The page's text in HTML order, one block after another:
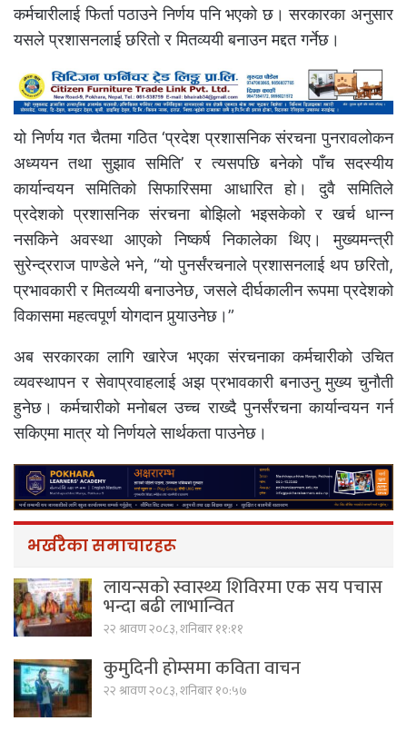
कर्मचारीलाई फिर्ता पठाउने निर्णय पनि भएको छ। सरकारका अनुसार
यसले प्रशासनलाई छरितो र मितव्ययी बनाउन मद्दत गर्नेछ।
यो निर्णय गत चैतमा गठित ‘प्रदेश प्रशासनिक संरचना पुनरावलोकन
अध्ययन तथा सुझाव समिति’ र त्यसपछि बनेको पाँच सदस्यीय
कार्यान्वयन समितिको सिफारिसमा आधारित हो। दुवै समितिले
प्रदेशको प्रशासनिक संरचना बोझिलो भइसकेको र खर्च धान्न
नसकिने अवस्था आएको निष्कर्ष निकालेका थिए। मुख्यमन्त्री
सुरेन्द्रराज पाण्डेले भने, “यो पुनर्संरचनाले प्रशासनलाई थप छरितो,
प्रभावकारी र मितव्ययी बनाउनेछ, जसले दीर्घकालीन रूपमा प्रदेशको
विकासमा महत्वपूर्ण योगदान पुर्‍याउनेछ।”
अब सरकारका लागि खारेज भएका संरचनाका कर्मचारीको उचित
व्यवस्थापन र सेवाप्रवाहलाई अझ प्रभावकारी बनाउनु मुख्य चुनौती
हुनेछ। कर्मचारीको मनोबल उच्च राख्दै पुनर्संरचना कार्यान्वयन गर्न
सकिएमा मात्र यो निर्णयले सार्थकता पाउनेछ।
भर्खरैका समाचारहरू
लायन्सको स्वास्थ्य शिविरमा एक सय पचास
भन्दा बढी लाभान्वित
२२ श्रावण २०८३, शनिबार ११:११
कुमुदिनी होम्समा कविता वाचन
२२ श्रावण २०८३, शनिबार १०:५७